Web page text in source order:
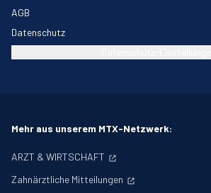
AGB
Datenschutz
Mehr aus unserem MTX-Netzwerk:
ARZT & WIRTSCHAFT
Zahnärztliche Mitteilungen